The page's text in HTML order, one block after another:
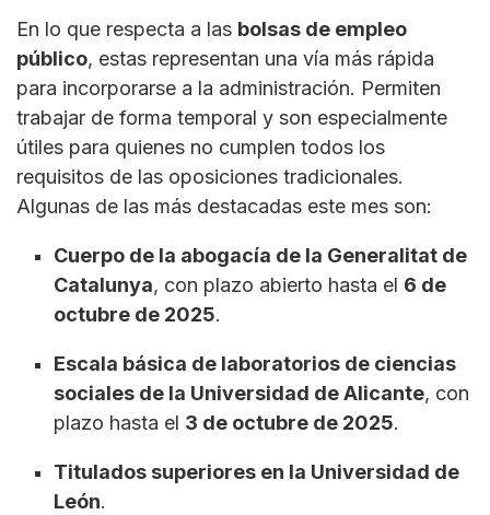
En lo que respecta a las bolsas de empleo
público, estas representan una vía más rápida
para incorporarse a la administración. Permiten
trabajar de forma temporal y son especialmente
útiles para quienes no cumplen todos los
requisitos de las oposiciones tradicionales.
Algunas de las más destacadas este mes son:
Cuerpo de la abogacía de la Generalitat de
Catalunya, con plazo abierto hasta el 6 de
octubre de 2025.
Escala básica de laboratorios de ciencias
sociales de la Universidad de Alicante, con
plazo hasta el 3 de octubre de 2025.
Titulados superiores en la Universidad de
León.